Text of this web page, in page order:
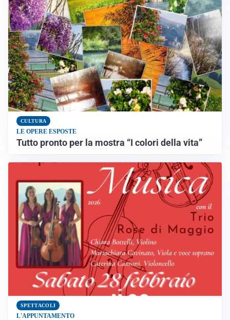
CULTURA
LE OPERE ESPOSTE
Tutto pronto per la mostra “I colori della vita”
SPETTACOLI
L'APPUNTAMENTO